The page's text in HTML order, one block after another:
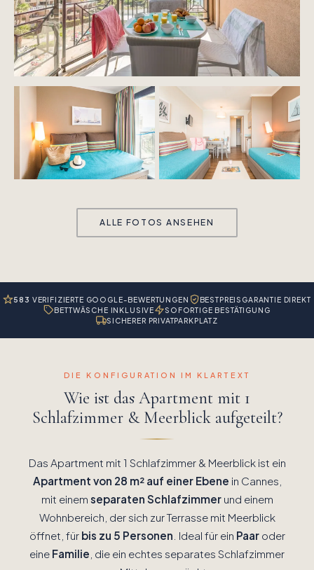
ALLE FOTOS ANSEHEN
583 VERIFIZIERTE GOOGLE-BEWERTUNGEN
BESTPREISGARANTIE DIREKT
BETTWÄSCHE INKLUSIVE
SOFORTIGE BESTÄTIGUNG
SICHERER PRIVATPARKPLATZ
DIE KONFIGURATION IM KLARTEXT
Wie ist das Apartment mit 1
Schlafzimmer & Meerblick aufgeteilt?
Das Apartment mit 1 Schlafzimmer & Meerblick ist ein
Apartment von 28 m² auf einer Ebene in Cannes,
mit einem separaten Schlafzimmerund einem
Wohnbereich, der sich zur Terrasse mit Meerblick
öffnet, für bis zu 5 Personen . Ideal für ein Paaroder
eine Familie , die ein echtes separates Schlafzimmer